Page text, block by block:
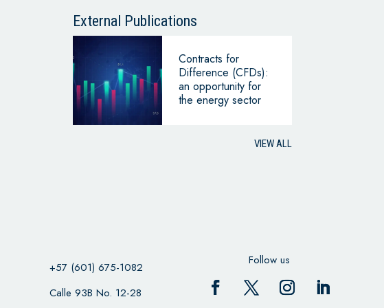
BUSINESS
External Publications
Contracts for
Difference (CFDs):
an opportunity for
the energy sector
VIEW ALL
+57 (601) 675-1082
Calle 93B No. 12-28
Follow us